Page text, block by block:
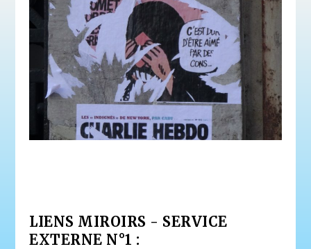
LIENS MIROIRS - SERVICE
EXTERNE N°1 :